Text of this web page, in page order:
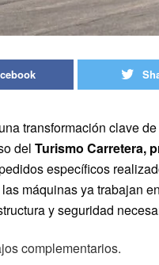
transformación clave
del Turismo Carretera,
específicos
las máquinas ya trabajan
y seguridad